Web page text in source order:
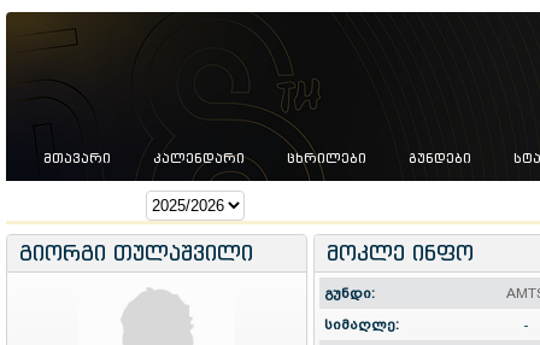
ᲛᲗᲐᲕᲐᲠᲘ ᲙᲐᲚᲔᲜᲓᲐᲠᲘ ᲪᲮᲠᲘᲚᲔᲑᲘ ᲒᲣᲜᲓᲔᲑᲘ
გიორგი თულაშვილი მოკლე ინფო
გუნდი:
სიმაღლე:
-